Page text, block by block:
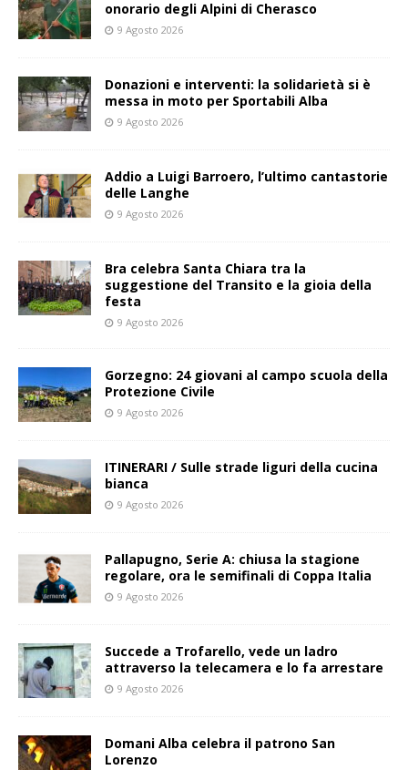
onorario degli Alpini di Cherasco
9 Agosto 2026
Donazioni e interventi: la solidarietà si è
messa in moto per Sportabili Alba
9 Agosto 2026
Addio a Luigi Barroero, l’ultimo cantastorie
delle Langhe
9 Agosto 2026
Bra celebra Santa Chiara tra la
suggestione del Transito e la gioia della
festa
9 Agosto 2026
Gorzegno: 24 giovani al campo scuola della
Protezione Civile
9 Agosto 2026
ITINERARI / Sulle strade liguri della cucina
bianca
9 Agosto 2026
Pallapugno, Serie A: chiusa la stagione
regolare, ora le semifinali di Coppa Italia
9 Agosto 2026
Succede a Trofarello, vede un ladro
attraverso la telecamera e lo fa arrestare
9 Agosto 2026
Domani Alba celebra il patrono San
Lorenzo